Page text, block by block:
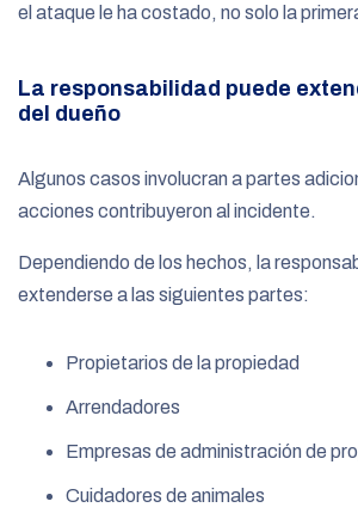
el ataque le ha costado, no solo la
La responsabilidad puede
del dueño
Algunos casos involucran a partes
acciones contribuyeron al incidente.
Dependiendo de los hechos, la
extenderse a las siguientes partes:
Propietarios de la propiedad
Arrendadores
Empresas de administración de
Cuidadores de animales